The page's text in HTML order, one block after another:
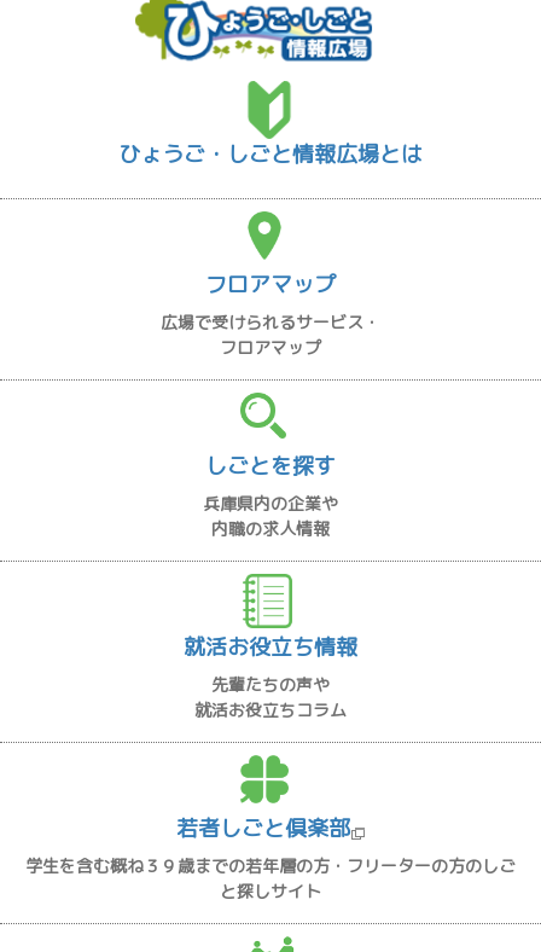
ひょうご・しごと情報広場とは
フロアマップ
広場で受けられるサービス・
フロアマップ
しごとを探す
兵庫県内の企業や
内職の求人情報
就活お役立ち情報
先輩たちの声や
就活お役立ちコラム
若者しごと倶楽部
学生を含む概ね３９歳までの若年層の方・フリーターの方のしご
と探しサイト